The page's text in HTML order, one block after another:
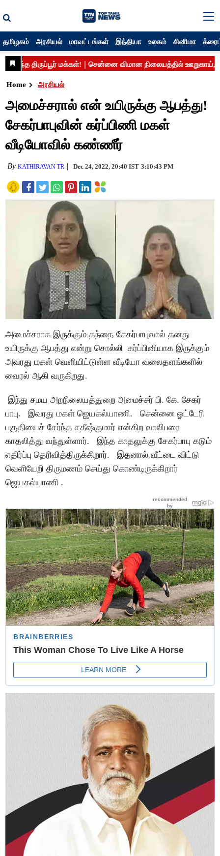
தமிழகம் அரசியல் மாவட்டங்கள் இந்தியா உலகம் சினிமா
Home அரசியல்
அமைச்சரால் என் உயிருக்கு ஆபத்து!
சேகர்பாபுவின் கர்ப்பிணி மகள்
வீடியோவில் கண்ணீர்
ByKATHIRAVAN TR Dec 24, 2022, 20:40 IST 3:10:43 PM
அமைச்சராக இருக்கும் தந்தை சேகர்பாபுவால் தனது
உயிருக்கு ஆபத்து என்று சொல்லி கர்ப்பினியாக இருக்கும்
அவரது மகள் வெளியிட்டுள்ள வீடியோ வலைதளங்களில்
வைரல் ஆகி வருகிறது.
இந்து சமய அறநிலையத்துறை அமைச்சர் பி. கே. சேகர்
பாபு. இவரது மகள் ஜெயகல்யாணி. சென்னை ஓட்டேரி
பகுதியைச் சேர்ந்த சதீஷ்குமார் என்கிற வாலிபரை
காதலித்து வந்துள்ளார். இந்த காதலுக்கு சேகர்பாபு கடும்
எதிர்ப்பு தெரிவித்திருக்கிறார். இதனால் வீட்டை விட்டு
வெளியேறி திருமணம் செய்து கொண்டிருக்கிறார்
ஜெயகல்யாணி .